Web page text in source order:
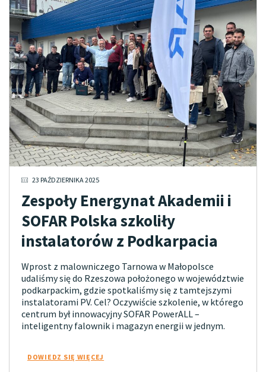
23 PAŹDZIERNIKA 2025
Zespoły Energynat Akademii i
SOFAR Polska szkoliły
instalatorów z Podkarpacia
Wprost z malowniczego Tarnowa w Małopolsce
udaliśmy się do Rzeszowa położonego w województwie
podkarpackim, gdzie spotkaliśmy się z tamtejszymi
instalatorami PV. Cel? Oczywiście szkolenie, w którego
centrum był innowacyjny SOFAR PowerALL –
inteligentny falownik i magazyn energii w jednym.
DOWIEDZ SIĘ WIĘCEJ